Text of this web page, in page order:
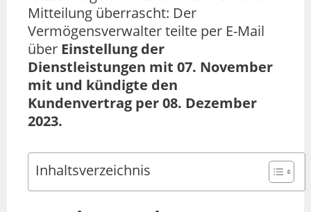
Mitteilung überrascht: Der
Vermögensverwalter teilte per E-Mail
über Einstellung der
Dienstleistungen mit 07. November
mit und kündigte den
Kundenvertrag per 08. Dezember
2023.
Inhaltsverzeichnis